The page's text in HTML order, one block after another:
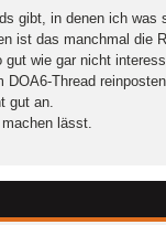
gibt, in denen ich
ist das manchmal
wie gar nicht
DOA6-Thread
gut an.
lässt.